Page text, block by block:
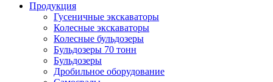
Продукция
Гусеничные экскаваторы
Колесные экскаваторы
Колесные бульдозеры
Бульдозеры 70 тонн
Бульдозеры
Дробильное оборудование